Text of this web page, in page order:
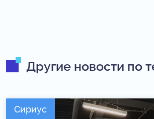
Другие новости по
Сириус